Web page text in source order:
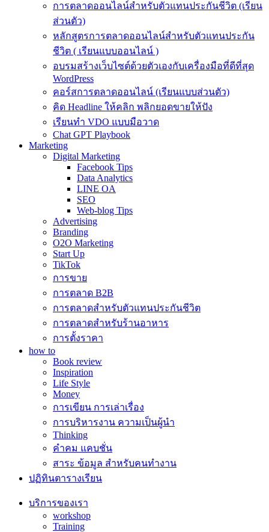
การตลาดออนไลน์สำหรับตัวแทนประกันชีวิต (เรียน
ส่วนตัว)
หลักสูตรการตลาดออนไลน์สำหรับตัวแทนประกัน
ชีวิต ( เรียนแบบออนไลน์ )
อบรมสร้างเว็บไซต์ด้วยตัวเองกับเครื่องมือที่ดีที่สุด
WordPress
คอร์สการตลาดออนไลน์ (เรียนแบบส่วนตัว)
คิด Headline ให้คลิก พลิกยอดขายให้ปัง
เรียนทำ VDO แบบมือวาด
Chat GPT Playbook
Marketing
Digital Marketing
Facebook Tips
Data Analytics
LINE OA
SEO
Web-blog Tips
Advertising
Branding
O2O Marketing
Start Up
TikTok
การขาย
การตลาด B2B
การตลาดสำหรับตัวแทนประกันชีวิต
การตลาดสำหรับร้านอาหาร
การตั้งราคา
how to
Book review
Inspiration
Life Style
Money
การเขียน การเล่าเรื่อง
การบริหารงาน ความเป็นผู้นำ
Thinking
คำคม แคบชั่น
สาระ ข้อมูล สำหรับคนทำงาน
ปฏิทินตารางเรียน
บริการของเรา
workshop
Training